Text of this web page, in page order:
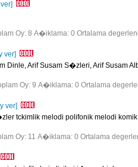
Oy: 8 A�iklama: 0 Ortalama
ver]
Dinle, Arif Susam S�zleri, Arif
Oy: 9 A�iklama: 0 Ortalama
ver]
tckimlik melodi polifonik melodi
Oy: 11 A�iklama: 0 Ortalama